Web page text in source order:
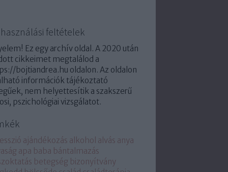
feltételek
Ez egy archív oldal. A 2020 után
cikkeimet megtalálod a
bojtiandrea.hu oldalon. Az oldalon
információk tájékoztató
nem helyettesítik a szakszerű
pszichológiai vizsgálatot.
ajándékozás alkohol alvás anya
apa baba bántalmazás
betegség bizonyítvány